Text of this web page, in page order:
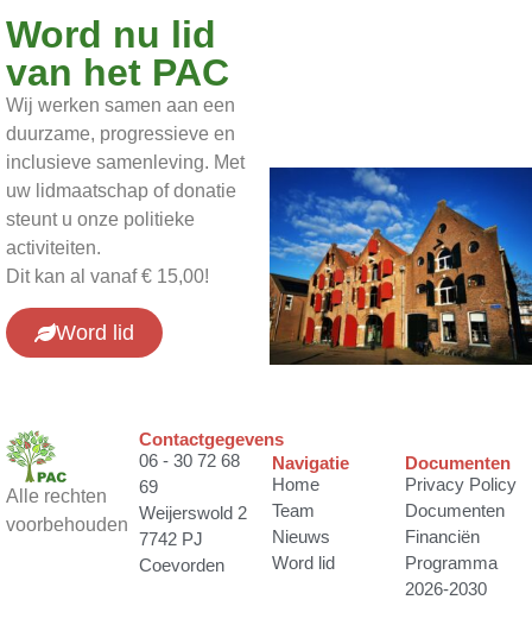
Word nu lid
van het PAC
Wij werken samen aan een
duurzame, progressieve en
inclusieve samenleving. Met
uw lidmaatschap of donatie
steunt u onze politieke
activiteiten.
Dit kan al vanaf € 15,00!
Word lid
Alle rechten
voorbehouden
Contactgegevens
06 - 30 72 68
69
Weijerswold 2
7742 PJ
Coevorden
Navigatie
Home
Team
Nieuws
Word lid
Documenten
Privacy Policy
Documenten
Financiën
Programma
2026-2030